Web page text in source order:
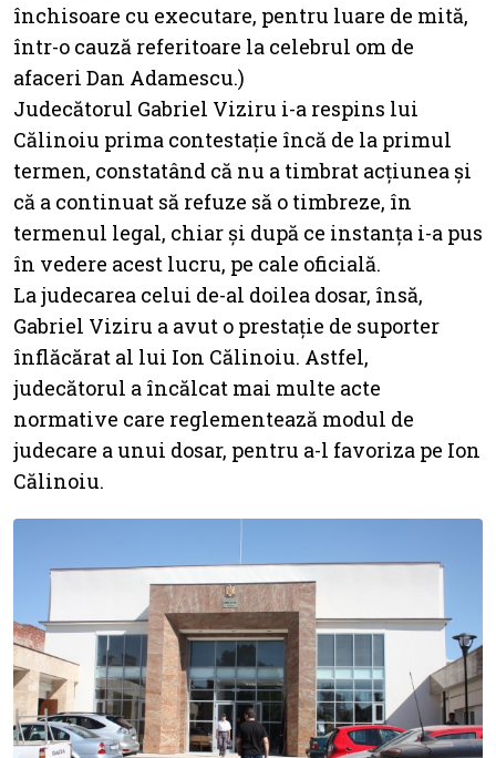
închisoare cu executare, pentru luare de mită,
într-o cauză referitoare la celebrul om de
afaceri Dan Adamescu.)
Judecătorul Gabriel Viziru i-a respins lui
Călinoiu prima contestație încă de la primul
termen, constatând că nu a timbrat acțiunea și
că a continuat să refuze să o timbreze, în
termenul legal, chiar și după ce instanța i-a pus
în vedere acest lucru, pe cale oficială.
La judecarea celui de-al doilea dosar, însă,
Gabriel Viziru a avut o prestație de suporter
înflăcărat al lui Ion Călinoiu. Astfel,
judecătorul a încălcat mai multe acte
normative care reglementează modul de
judecare a unui dosar, pentru a-l favoriza pe Ion
Călinoiu.